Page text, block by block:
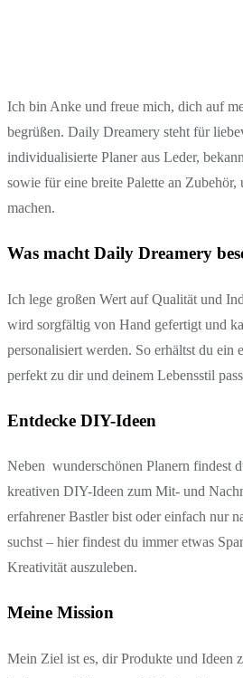
Ich bin Anke und freue mich, dich auf
begrüßen. Daily Dreamery steht für
individualisierte Planer aus Leder,
sowie für eine breite Palette an Zubehör,
machen.
Was macht Daily Dreamery
Ich lege großen Wert auf Qualität und
wird sorgfältig von Hand gefertigt und
personalisiert werden. So erhältst du ein
perfekt zu dir und deinem Lebensstil
Entdecke DIY-Ideen
Neben wunderschönen Planern findest
kreativen DIY-Ideen zum Mit- und
erfahrener Bastler bist oder einfach nur
suchst – hier findest du immer etwas
Kreativität auszuleben.
Meine Mission
Mein Ziel ist es, dir Produkte und Ideen